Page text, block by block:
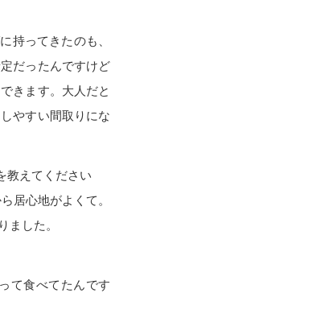
持ってきたのも、
だったんですけど
きます。大人だと
やすい間取りにな
教えてください
居心地がよくて。
ました。
て食べてたんです